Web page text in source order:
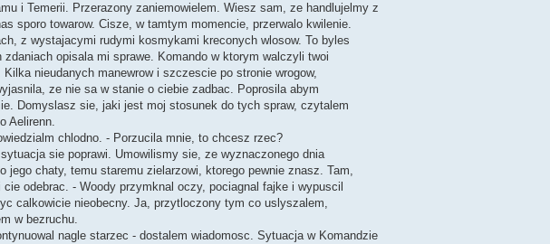
i Temerii. Przerazony zaniemowielem. Wiesz sam, ze handlujelmy z
sporo towarow. Cisze, w tamtym momencie, przerwalo kwilenie.
z wystajacymi rudymi kosmykami kreconych wlosow. To byles
opisala mi sprawe. Komando w ktorym walczyli twoi
nieudanych manewrow i szczescie po stronie wrogow,
ze nie sa w stanie o ciebie zadbac. Poprosila abym
Domyslasz sie, jaki jest moj stosunek do tych spraw, czytalem
Aelirenn.
chlodno. - Porzucila mnie, to chcesz rzec?
sie poprawi. Umowilismy sie, ze wyznaczonego dnia
jego chaty, temu staremu zielarzowi, ktorego pewnie znasz. Tam,
odebrac. - Woody przymknal oczy, pociagnal fajke i wypuscil
calkowicie nieobecny. Ja, przytloczony tym co uslyszalem,
w bezruchu.
nagle starzec - dostalem wiadomosc. Sytuacja w Komandzie